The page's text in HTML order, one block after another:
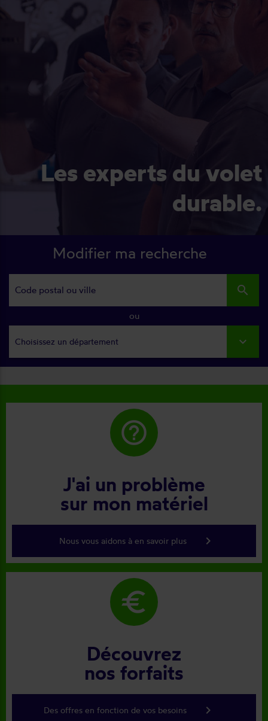
Les experts du volet
durable.
Modifier ma recherche
search
ou
Choisissez un département
help_outline
J'ai un problème
sur mon matériel
Nous vous aidons à en savoir plus keyboard_arrow_right
euro
Découvrez
nos forfaits
Des offres en fonction de vos besoins keyboard_arrow_right